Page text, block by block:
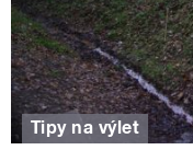
Tipy na výlet